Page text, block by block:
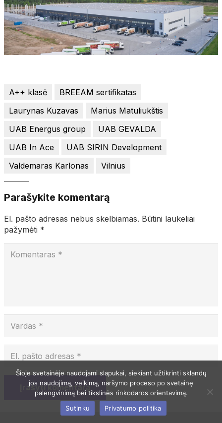
A++ klasė
BREEAM sertifikatas
Laurynas Kuzavas
Marius Matuliukštis
UAB Energus group
UAB GEVALDA
UAB In Ace
UAB SIRIN Development
Valdemaras Karlonas
Vilnius
Parašykite komentarą
El. pašto adresas nebus skelbiamas. Būtini laukeliai
pažymėti *
Įrašyti komentarą
Šioje svetainėje naudojami slapukai, siekiant užtikrinti sklandų
jos naudojimą, veikimą, naršymo proceso po svetainę
palengvinimą bei tikslinės rinkodaros orientavimą.
Sutinku
Privatumo politika